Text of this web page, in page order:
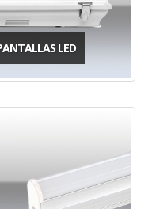
LED